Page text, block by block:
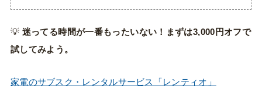
💡 迷ってる時間が一番もったいない！まずは3,000円オフで
試してみよう。
家電のサブスク・レンタルサービス「レンティオ」